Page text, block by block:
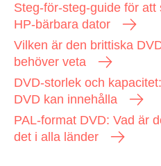
Steg-för-steg-guide för
HP-bärbara dator
Vilken är den brittiska
behöver veta
DVD-storlek och
DVD kan innehålla
PAL-format DVD: Vad är
det i alla länder